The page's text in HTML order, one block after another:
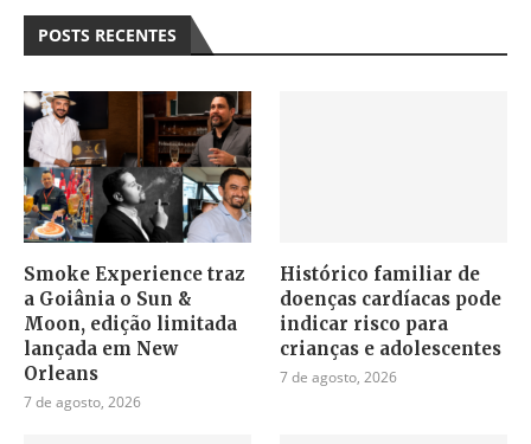
POSTS RECENTES
Smoke Experience traz
a Goiânia o Sun &
Moon, edição limitada
lançada em New
Orleans
7 de agosto, 2026
Histórico familiar de
doenças cardíacas pode
indicar risco para
crianças e adolescentes
7 de agosto, 2026